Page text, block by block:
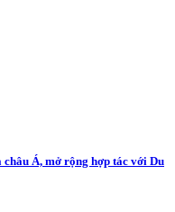
Á, mở rộng hợp tác với Du